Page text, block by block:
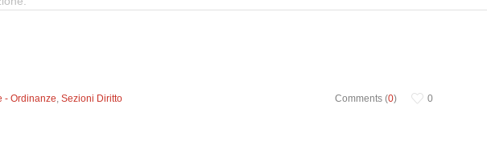
Comments (0) 0
- Ordinanze,Sezioni Diritto